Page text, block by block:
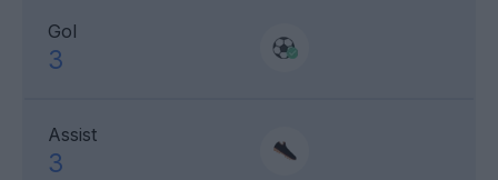
Gol
3
Assist
3